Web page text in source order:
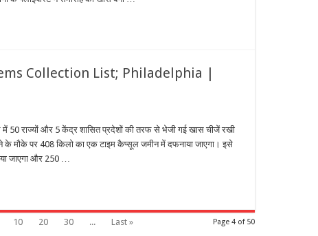
Collection List; Philadelphia |
50 राज्यों और 5 केंद्र शासित प्रदेशों की तरफ से भेजी गई खास चीजें रखी
मौके पर 408 किलो का एक टाइम कैप्सूल जमीन में दफनाया जाएगा। इसे
जाएगा और 250 …
Page 4 of 50
10 20 30 ... Last »